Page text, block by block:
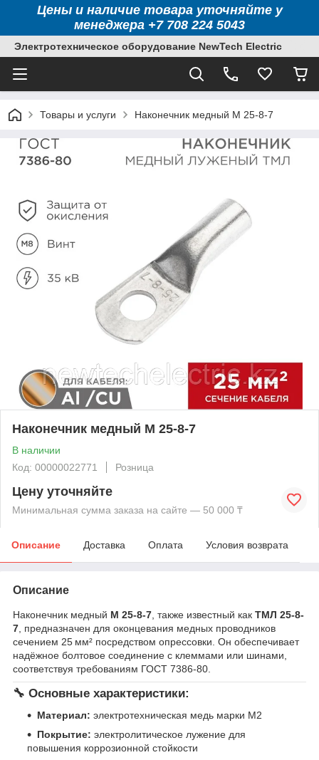
Цены и наличие товара уточняйте у
менеджера +7 708 224 5043
Электротехническое оборудование NewTech Electric
Товары и услуги Наконечник медный М 25-8-7
Наконечник медный М 25-8-7
В наличии
Код: 00000022771
Розница
Цену уточняйте
Минимальная сумма заказа на сайте — 50 000 ₸
Описание Доставка Оплата Условия возврата
Описание
Наконечник медный М 25-8-7 , также известный как ТМЛ 25-8-
7 , предназначен для оконцевания медных проводников
сечением 25 мм² посредством опрессовки. Он обеспечивает
надёжное болтовое соединение с клеммами или шинами,
соответствуя требованиям ГОСТ 7386-80.
🔧 Основные характеристики:
Материал: электротехническая медь марки М2
Покрытие: электролитическое лужение для
повышения коррозионной стойкости